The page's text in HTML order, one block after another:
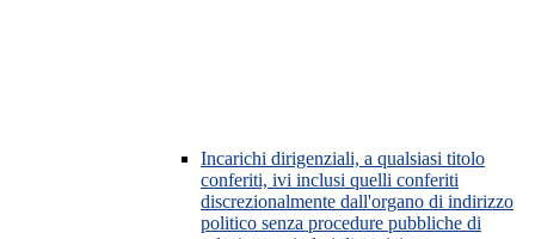
Incarichi dirigenziali, a qualsiasi titolo
conferiti, ivi inclusi quelli conferiti
discrezionalmente dall'organo di indirizzo
politico senza procedure pubbliche di